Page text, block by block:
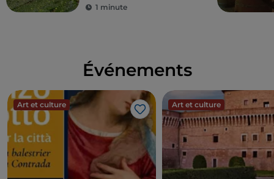
1 minute
Événements
Art et culture
J’aime
Art et culture